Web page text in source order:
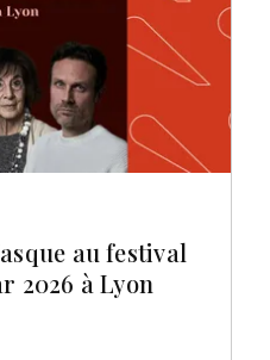
au festival
2026 à Lyon